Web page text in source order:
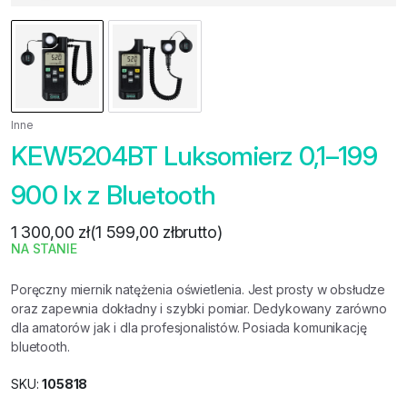
Inne
KEW5204BT Luksomierz 0,1–199
900 lx z Bluetooth
1 300,00 zł(1 599,00 złbrutto)
NA STANIE
Poręczny miernik natężenia oświetlenia. Jest prosty w obsłudze
oraz zapewnia dokładny i szybki pomiar. Dedykowany zarówno
dla amatorów jak i dla profesjonalistów. Posiada komunikację
bluetooth.
SKU:105818